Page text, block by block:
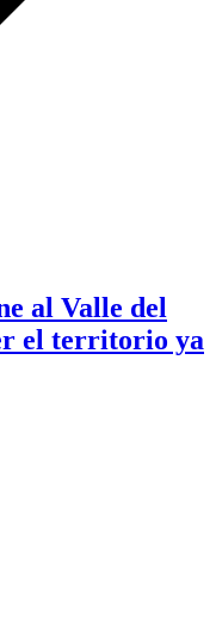
al Valle del
el territorio ya